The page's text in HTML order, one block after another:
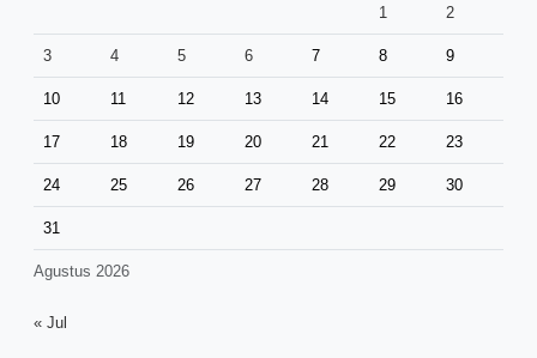
Agustus 2026
1 2
3 4 5 6 7 8 9
10 11 12 13 14 15 16
17 18 19 20 21 22 23
24 25 26 27 28 29 30
31
« Jul